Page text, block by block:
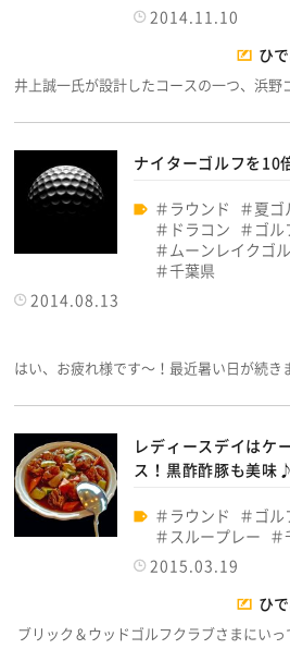
2014.11.10
ひ
井上誠一氏が設計したコースの一つ、浜
ナイターゴルフを10
ラウンド 夏ゴ
ドラコン
ゴル
ムーンレイクゴ
千葉県
2014.08.13
はい、お疲れ様です～！最近暑い日が続
レディースデイはケ
ス！黒酢酢豚も美
ラウンド ゴル
スループレー
2015.03.19
ひ
ブリック＆ウッドゴルフクラブさまにい